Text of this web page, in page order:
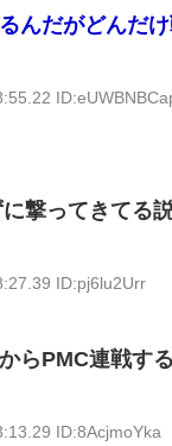
んだがどんだ
撃ってきてる
ID:pj6lu2Urr
らPMC連戦す
ID:8AcjmoYka